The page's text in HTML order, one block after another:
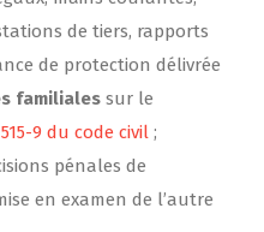
de tiers, rapports
de protection délivrée
familiales sur le
9 du code civil ;
pénales de
en examen de l’autre